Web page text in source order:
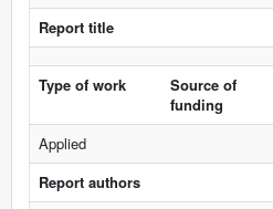
Report title
Type of work
Source of
funding
Applied
Report authors